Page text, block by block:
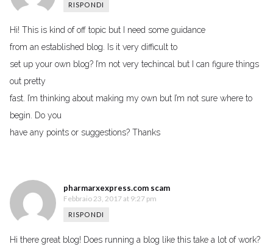
RISPONDI
Hi! This is kind of off topic but I need some guidance
from an established blog. Is it very difficult to
set up your own blog? I’m not very techincal but I can figure things
out pretty
fast. I’m thinking about making my own but I’m not sure where to
begin. Do you
have any points or suggestions? Thanks
pharmarxexpress.com scam
Febbraio 23, 2017 at 9:27 pm
RISPONDI
Hi there great blog! Does running a blog like this take a lot of work?